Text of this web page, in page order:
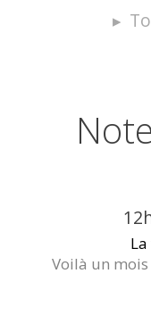
Voilà un mois